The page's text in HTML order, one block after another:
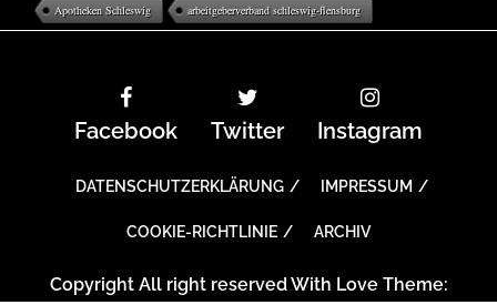
Apotheken Schleswig arbeitgeberverband schleswig-flensburg
Facebook Twitter Instagram
DATENSCHUTZERKLÄRUNG IMPRESSUM
COOKIE-RICHTLINIE ARCHIV
Copyright All right reserved With Love Theme: